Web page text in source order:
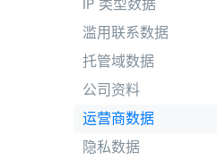
滥用联系数据
托管域数据
公司资料
运营商数据
隐私数据